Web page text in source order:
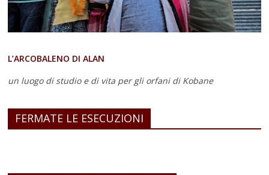
L’ARCOBALENO DI ALAN
un luogo di studio e di vita per gli orfani di Kobane
FERMATE LE ESECUZIONI